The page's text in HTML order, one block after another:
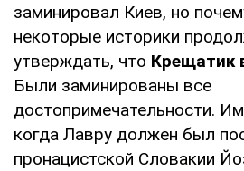
заминировал Киев, но
некоторые историки
утверждать, что Крещатик
Были заминированы все
достопримечательности.
когда Лавру должен был
пронацистской Словакии